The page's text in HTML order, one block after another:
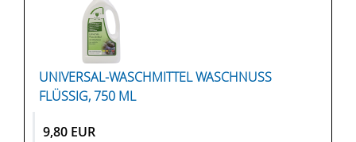
UNIVERSAL-WASCHMITTEL WASCHNUSS
FLÜSSIG, 750 ML
9,80 EUR